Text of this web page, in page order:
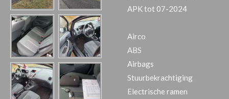
APK tot 07-2024
Airco
ABS
Airbags
Stuurbekrachtiging
Electrische ramen